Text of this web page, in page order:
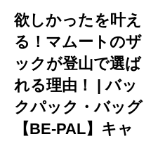
欲しかったを叶え
る！マムートのザ
ックが登山で選ば
れる理由！ | バッ
クパック・バッグ
【BE-PAL】キャ